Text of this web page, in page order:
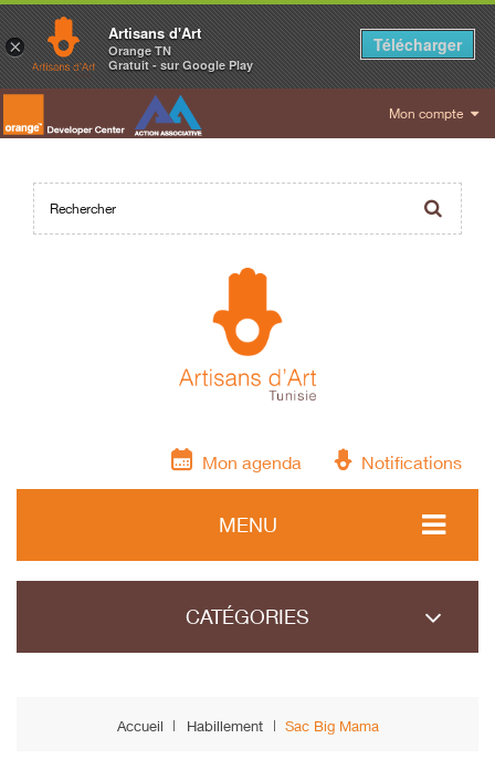
Mon compte
Mon agenda Notifications
MENU
CATÉGORIES
Accueil Habillement Sac Big Mama
×
Artisans d'Art
Orange TN
Gratuit - sur Google Play
Télécharger